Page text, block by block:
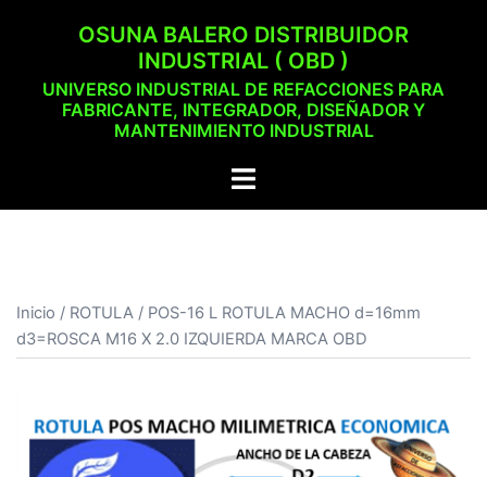
OSUNA BALERO DISTRIBUIDOR
INDUSTRIAL ( OBD )
UNIVERSO INDUSTRIAL DE REFACCIONES PARA
FABRICANTE, INTEGRADOR, DISEÑADOR Y
MANTENIMIENTO INDUSTRIAL
Alternar
Inicio / ROTULA / POS-16 L ROTULA MACHO d=16mm
d3=ROSCA M16 X 2.0 IZQUIERDA MARCA OBD